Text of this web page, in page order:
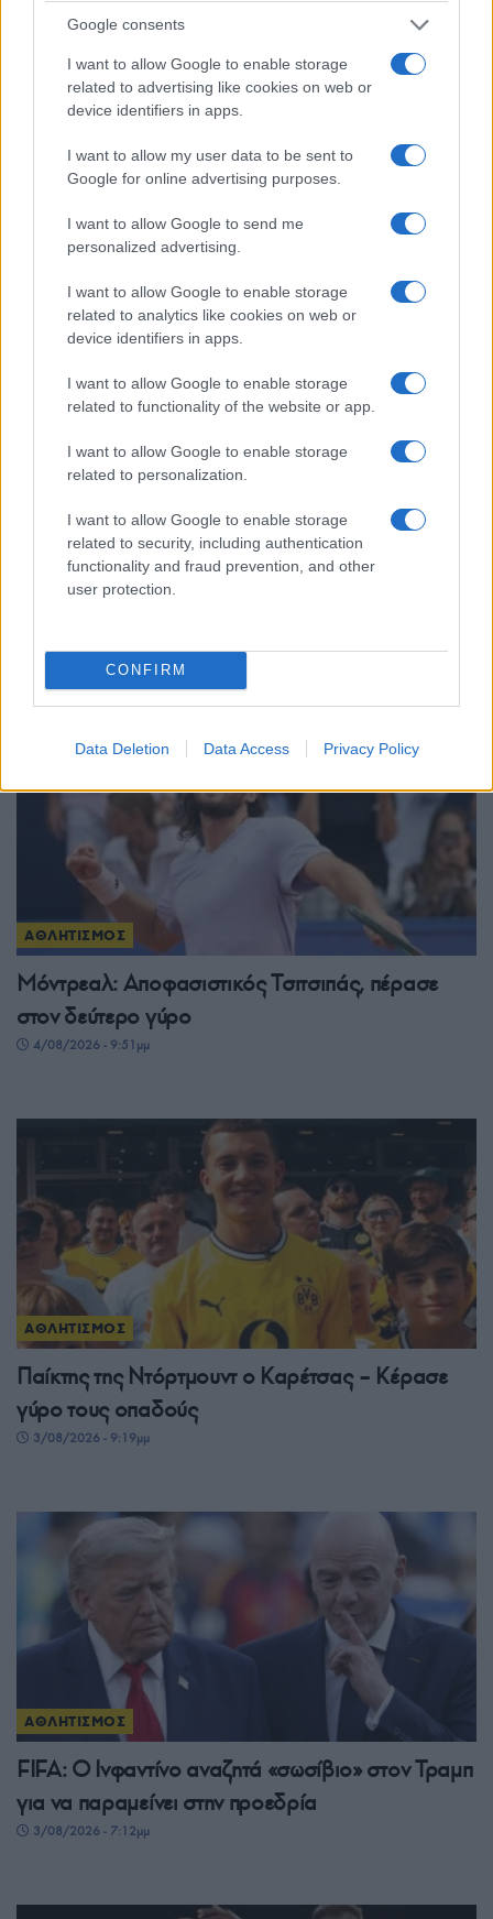
Google consents
I want to allow Google to enable storage
related to advertising like cookies on web or
device identifiers in apps.
I want to allow my user data to be sent to
Google for online advertising purposes.
I want to allow Google to send me
personalized advertising.
I want to allow Google to enable storage
related to analytics like cookies on web or
device identifiers in apps.
I want to allow Google to enable storage
related to functionality of the website or app.
I want to allow Google to enable storage
related to personalization.
I want to allow Google to enable storage
related to security, including authentication
functionality and fraud prevention, and other
user protection.
CONFIRM
Data Deletion Data Access Privacy Policy
ΑΘΛΗΤΙΣΜΟΣ
μετάλλια για την Ελλάδα
5/08/2026 - 8:43μμ
ΑΘΛΗΤΙΣΜΟΣ
Champions League: «Κόλλησε» στο 0-0 με τη
4/08/2026 - 11:01μμ
ΑΘΛΗΤΙΣΜΟΣ
Μόντρεαλ: Αποφασιστικός Τσιτσιπάς, πέρασε
στον δεύτερο γύρο
4/08/2026 - 9:51μμ
ΑΘΛΗΤΙΣΜΟΣ
Παίκτης της Ντόρτμουντ ο Καρέτσας – Κέρασε
γύρο τους οπαδούς
3/08/2026 - 9:19μμ
ΑΘΛΗΤΙΣΜΟΣ
FIFA: Ο Ινφαντίνο αναζητά «σωσίβιο» στον Τραμπ
για να παραμείνει στην προεδρία
3/08/2026 - 7:12μμ